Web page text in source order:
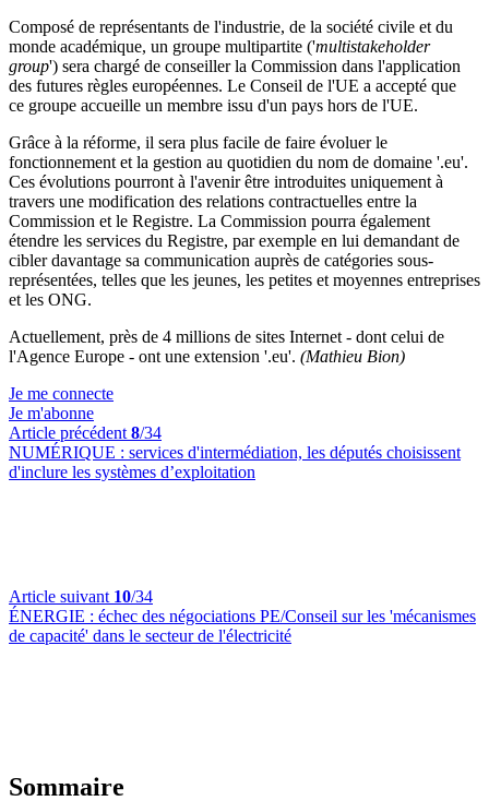
Composé de représentants de l'industrie, de la société civile et du
monde académique, un groupe multipartite ('multistakeholder
group') sera chargé de conseiller la Commission dans l'application
des futures règles européennes. Le Conseil de l'UE a accepté que
ce groupe accueille un membre issu d'un pays hors de l'UE.
Grâce à la réforme, il sera plus facile de faire évoluer le
fonctionnement et la gestion au quotidien du nom de domaine '.eu'.
Ces évolutions pourront à l'avenir être introduites uniquement à
travers une modification des relations contractuelles entre la
Commission et le Registre. La Commission pourra également
étendre les services du Registre, par exemple en lui demandant de
cibler davantage sa communication auprès de catégories sous-
représentées, telles que les jeunes, les petites et moyennes entreprises
et les ONG.
Actuellement, près de 4 millions de sites Internet - dont celui de
l'Agence Europe - ont une extension '.eu'. (Mathieu Bion)
Je me connecte
Je m'abonne
Article précédent 8/34
NUMÉRIQUE : services d'intermédiation, les députés choisissent
d'inclure les systèmes d’exploitation
Article suivant 10/34
ÉNERGIE : échec des négociations PE/Conseil sur les 'mécanismes
de capacité' dans le secteur de l'électricité
Sommaire